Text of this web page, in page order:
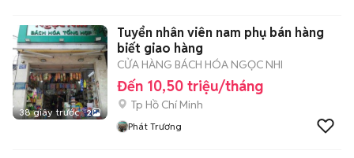
38 giây trước 2
Tuyển nhân viên nam phụ bán hàng
biết giao hàng
CỬA HÀNG BÁCH HÓA NGỌC NHI
Đến 10,50 triệu/tháng
Tp Hồ Chí Minh
Phát Trương